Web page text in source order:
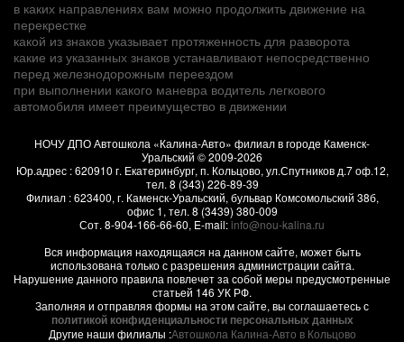
в каких направлениях вам можно продолжить движение на
перекрестке
какой из знаков указывает протяженность для разворота
какие из указанных знаков устанавливают непосредственно
перед железнодорожным переездом
при выполнении какого маневра водитель легкового
автомобиля имеет преимущество в движении
НОЧУ ДПО Автошкола «Калина-Авто» филиал в городе Каменск-
Уральский © 2009-2026
Юр.адрес :620910 г. Екатеринбург, п. Кольцово, ул.Спутников д.7 оф.12,
тел. 8 (343) 226-89-39
Филиал :623400, г. Каменск-Уральский, бульвар Комсомольский 38б,
офис 1, тел. 8 (3439) 380-009
Сот. 8-904-166-66-60, E-mail:info@nou-kalina.ru
Вся информация находящаяся на данном сайте, может быть
использована только с разрешения администрации сайта.
Нарушение данного правила повлечет за собой меры предусмотренные
статьей 146 УК РФ.
Заполняя и отправляя формы на этом сайте, вы соглашаетесь с
политикой конфиденциальности персональных данных
Другие наши филиалы :Автошкола Калина-Авто в Кольцово